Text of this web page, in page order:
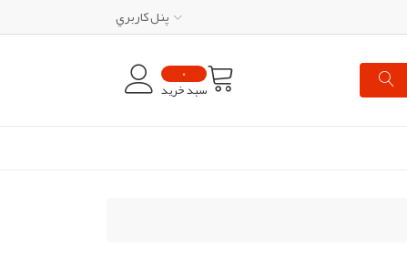
پنل کاربري
0
سبد خرید